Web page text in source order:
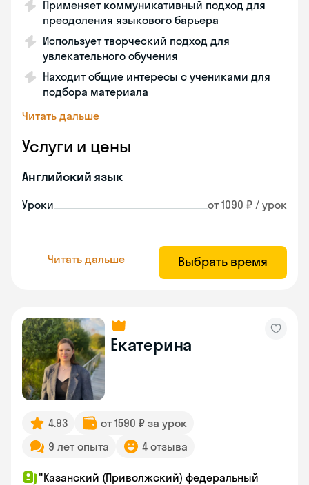
Применяет коммуникативный подход для
преодоления языкового барьера
Использует творческий подход для
увлекательного обучения
Находит общие интересы с учениками для
подбора материала
Читать дальше
Услуги и цены
Английский язык
Уроки от 1090 ₽ / урок
Читать дальше Выбрать время
Екатерина
4.93
от 1590 ₽ за урок
9 лет опыта
4 отзыва
"Казанский (Приволжский) федеральный